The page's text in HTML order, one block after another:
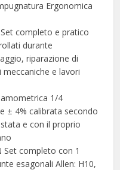
Ergonomica
Set completo e pratico
durante
riparazione di
e lavori
1/4
± 4% calibrata secondo
e con il proprio
Set completo con 1
esagonali Allen: H10,